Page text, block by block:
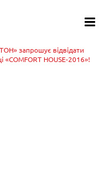
запрошує відвідати
«COMFORT HOUSE-2016»!